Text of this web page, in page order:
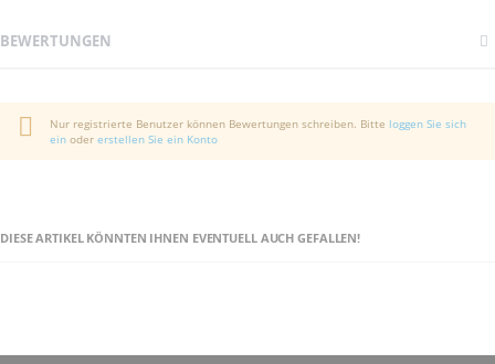
BEWERTUNGEN
Nur registrierte Benutzer können Bewertungen schreiben. Bitte loggen Sie sich
ein oder erstellen Sie ein Konto
DIESE ARTIKEL KÖNNTEN IHNEN EVENTUELL AUCH GEFALLEN!